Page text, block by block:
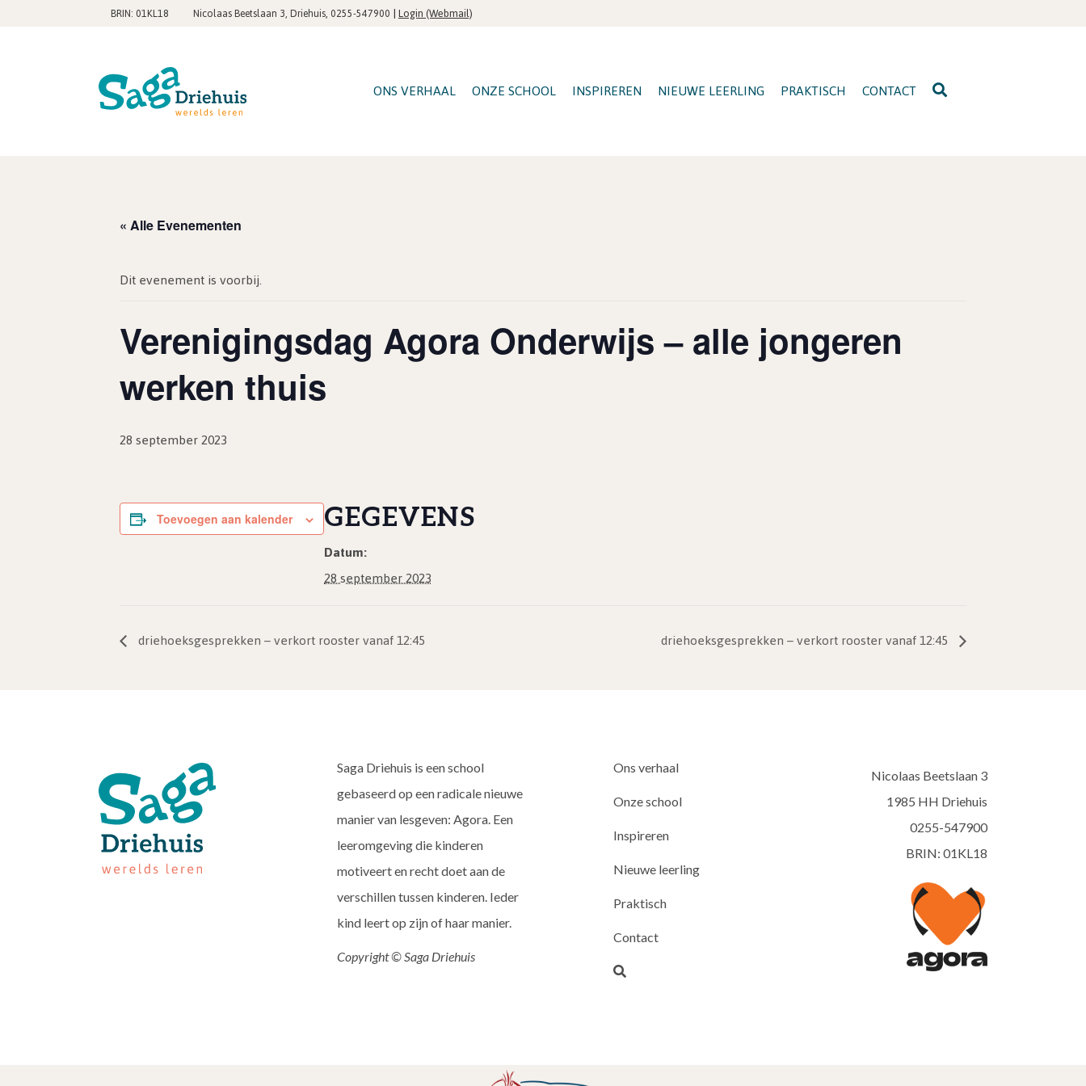
BRIN: 01KL18 Nicolaas Beetslaan 3, Driehuis, 0255-547900 |Login (Webmail)
ONS VERHAAL ONZE SCHOOL INSPIREREN NIEUWE LEERLING PRAKTISCH CONTACT
« Alle Evenementen
Dit evenement is voorbij.
Verenigingsdag Agora Onderwijs – alle jongeren
werken thuis
28 september 2023
Toevoegen aan kalender GEGEVENS
Datum:
28 september 2023
driehoeksgesprekken – verkort rooster vanaf 12:45 driehoeksgesprekken – verkort rooster vanaf 12:45
Saga Driehuis is een school
gebaseerd op een radicale nieuwe
manier van lesgeven: Agora. Een
leeromgeving die kinderen
motiveert en recht doet aan de
verschillen tussen kinderen. Ieder
kind leert op zijn of haar manier.
Copyright © Saga Driehuis
Ons verhaal
Onze school
Inspireren
Nieuwe leerling
Praktisch
Contact
Nicolaas Beetslaan 3
1985 HH Driehuis
0255-547900
BRIN: 01KL18